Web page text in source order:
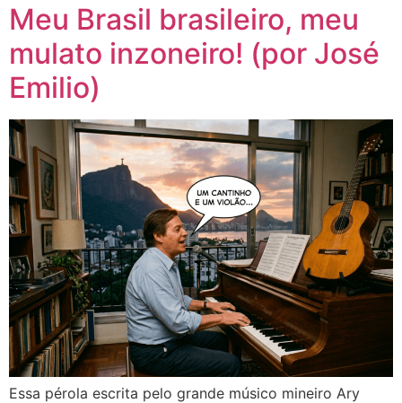
Meu Brasil brasileiro, meu
mulato inzoneiro! (por José
Emilio)
Essa pérola escrita pelo grande músico mineiro Ary